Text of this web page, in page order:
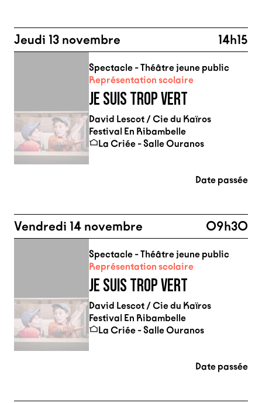
Jeudi 13 novembre 14h15
Spectacle - Théâtre jeune public
Représentation scolaire
JE SUIS TROP VERT
David Lescot / Cie du Kaïros
Festival En Ribambelle
La Criée - Salle Ouranos
Date passée
Vendredi 14 novembre 09h30
Spectacle - Théâtre jeune public
Représentation scolaire
JE SUIS TROP VERT
David Lescot / Cie du Kaïros
Festival En Ribambelle
La Criée - Salle Ouranos
Date passée